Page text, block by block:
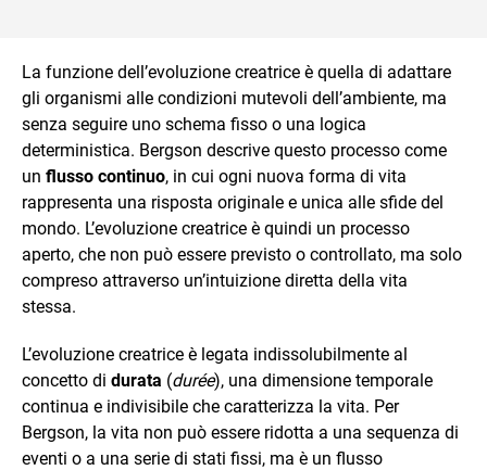
La funzione dell’evoluzione creatrice è quella di adattare
gli organismi alle condizioni mutevoli dell’ambiente, ma
senza seguire uno schema fisso o una logica
deterministica. Bergson descrive questo processo come
un flusso continuo, in cui ogni nuova forma di vita
rappresenta una risposta originale e unica alle sfide del
mondo. L’evoluzione creatrice è quindi un processo
aperto, che non può essere previsto o controllato, ma solo
compreso attraverso un’intuizione diretta della vita
stessa.
L’evoluzione creatrice è legata indissolubilmente al
concetto di durata (durée), una dimensione temporale
continua e indivisibile che caratterizza la vita. Per
Bergson, la vita non può essere ridotta a una sequenza di
eventi o a una serie di stati fissi, ma è un flusso